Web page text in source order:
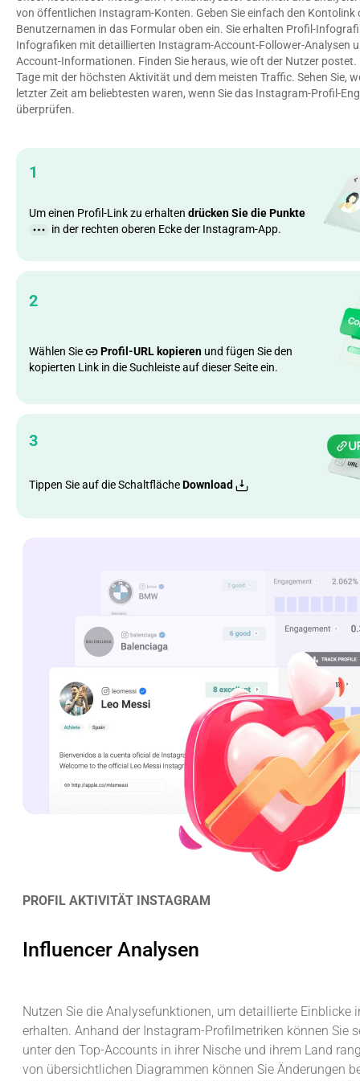
von öffentlichen Instagram-Konten. Geben Sie einfach den Kontolink
Benutzernamen in das Formular oben ein. Sie erhalten Profil-
Infografiken mit detaillierten Instagram-Account-Follower-Analysen
Account-Informationen. Finden Sie heraus, wie oft der Nutzer postet.
Tage mit der höchsten Aktivität und dem meisten Traffic. Sehen Sie,
letzter Zeit am beliebtesten waren, wenn Sie das Instagram-Profil-
überprüfen.
1
Um einen Profil-Link zu erhaltendrücken Sie die Punkte
in der rechten oberen Ecke der Instagram-App.
2
Wählen Sie Profil-URL kopierenund fügen Sie den
kopierten Link in die Suchleiste auf dieser Seite ein.
3
Tippen Sie auf die SchaltflächeDownload
PROFIL AKTIVITÄT INSTAGRAM
Influencer Analysen
Nutzen Sie die Analysefunktionen, um detaillierte Einblicke
erhalten. Anhand der Instagram-Profilmetriken können Sie
unter den Top-Accounts in ihrer Nische und ihrem Land
von übersichtlichen Diagrammen können Sie Änderungen